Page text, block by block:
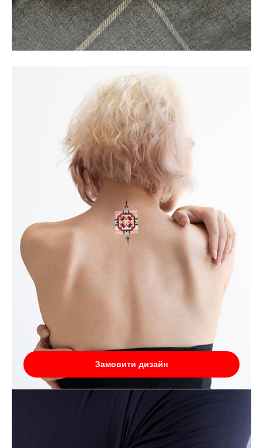
Замовити дизайн